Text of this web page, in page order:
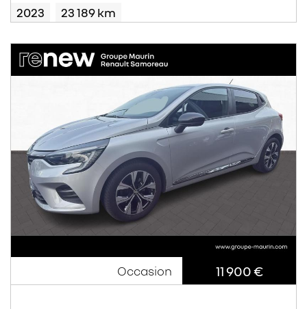
2023
23 189 km
Occasion 11 900 €